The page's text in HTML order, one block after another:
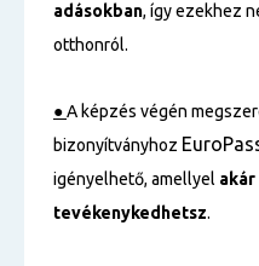
adásokban, így ezekhez
otthonról.
●A képzés végén
bizonyítványhoz
igényelhető, amellyel
tevékenykedhetsz.